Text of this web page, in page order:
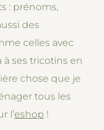
: prénoms,
des
celles avec
ses tricotins en
chose que je
tous les
l’eshop !